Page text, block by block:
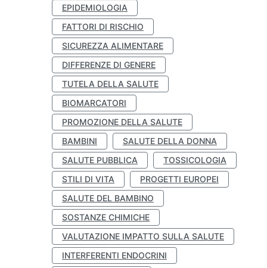
EPIDEMIOLOGIA
FATTORI DI RISCHIO
SICUREZZA ALIMENTARE
DIFFERENZE DI GENERE
TUTELA DELLA SALUTE
BIOMARCATORI
PROMOZIONE DELLA SALUTE
BAMBINI
SALUTE DELLA DONNA
SALUTE PUBBLICA
TOSSICOLOGIA
STILI DI VITA
PROGETTI EUROPEI
SALUTE DEL BAMBINO
SOSTANZE CHIMICHE
VALUTAZIONE IMPATTO SULLA SALUTE
INTERFERENTI ENDOCRINI